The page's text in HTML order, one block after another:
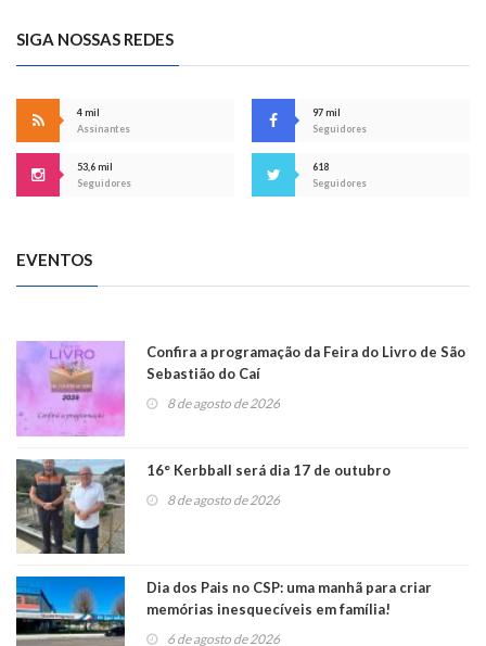
SIGA NOSSAS REDES
4 mil
Assinantes
97 mil
Seguidores
53,6 mil
Seguidores
618
Seguidores
EVENTOS
Confira a programação da Feira do Livro de São
Sebastião do Caí
8 de agosto de 2026
16° Kerbball será dia 17 de outubro
8 de agosto de 2026
Dia dos Pais no CSP: uma manhã para criar
memórias inesquecíveis em família!
6 de agosto de 2026